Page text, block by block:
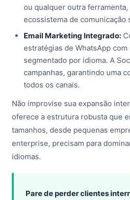
ou qualquer outra ferramenta,
ecossistema de comunicação
Email Marketing Integrado:
estratégias de WhatsApp com
segmentado por idioma. A
campanhas, garantindo uma
todos os canais.
Não improvise sua expansão
oferece a estrutura robusta que
tamanhos, desde pequenas
enterprise, precisam para
idiomas.
Pare de perder clientes